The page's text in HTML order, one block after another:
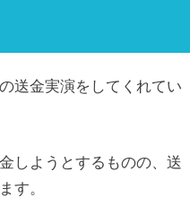
送金実演をしてくれてい
しようとするものの、送
す。